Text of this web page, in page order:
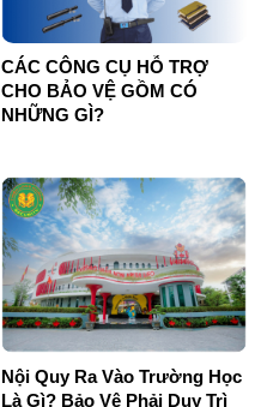
CÁC CÔNG CỤ HỖ TRỢ
CHO BẢO VỆ GỒM CÓ
NHỮNG GÌ?
Nội Quy Ra Vào Trường Học
Là Gì? Bảo Vệ Phải Duy Trì